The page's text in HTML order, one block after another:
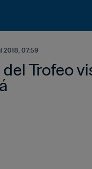
2018, 07:59
del Trofeo